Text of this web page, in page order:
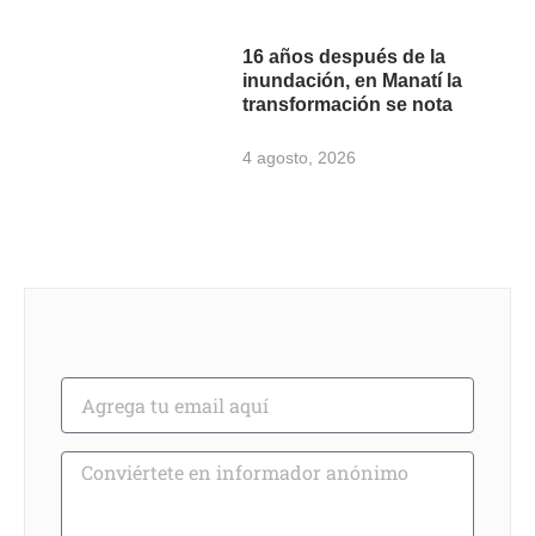
16 años después de la
inundación, en Manatí la
transformación se nota
4 agosto, 2026